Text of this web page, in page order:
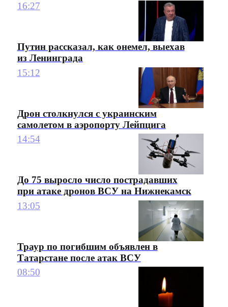
16:27
Путин рассказал, как онемел, выехав
из Ленинграда
15:12
Дрон столкнулся с украинским
самолетом в аэропорту Лейпцига
14:54
До 75 выросло число пострадавших
при атаке дронов ВСУ на Нижнекамск
13:05
Траур по погибшим объявлен в
Татарстане после атак ВСУ
08:50